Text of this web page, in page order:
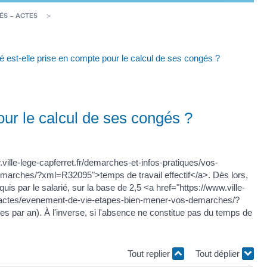
– ACTES
est-elle prise en compte pour le calcul de ses congés ?
le calcul de ses congés ?
lege-capferret.fr/demarches-et-infos-pratiques/vos-
?xml=R32095">temps de travail effectif</a>. Dès lors,
par le salarié, sur la base de 2,5 <a href="https://www.ville-
evenement-de-vie-etapes-bien-mener-vos-demarches/?
par an). À l'inverse, si l'absence ne constitue pas du temps de
Tout replier Tout déplier